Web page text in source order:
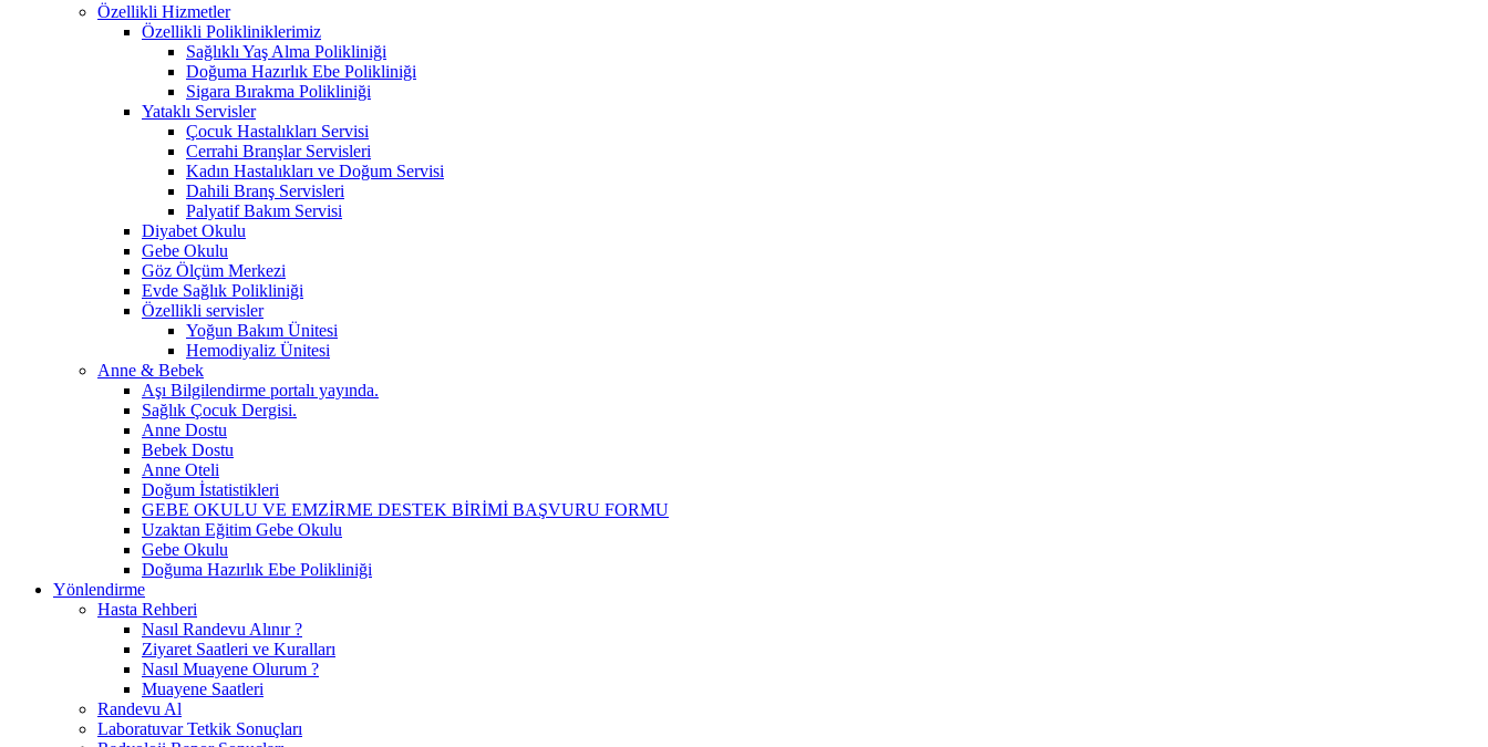
Özellikli Hizmetler
Özellikli Polikliniklerimiz
Sağlıklı Yaş Alma Polikliniği
Doğuma Hazırlık Ebe Polikliniği
Sigara Bırakma Polikliniği
Yataklı Servisler
Çocuk Hastalıkları Servisi
Cerrahi Branşlar Servisleri
Kadın Hastalıkları ve Doğum Servisi
Dahili Branş Servisleri
Palyatif Bakım Servisi
Diyabet Okulu
Gebe Okulu
Göz Ölçüm Merkezi
Evde Sağlık Polikliniği
Özellikli servisler
Yoğun Bakım Ünitesi
Hemodiyaliz Ünitesi
Anne & Bebek
Aşı Bilgilendirme portalı yayında.
Sağlık Çocuk Dergisi.
Anne Dostu
Bebek Dostu
Anne Oteli
Doğum İstatistikleri
GEBE OKULU VE EMZİRME DESTEK BİRİMİ BAŞVURU FORMU
Uzaktan Eğitim Gebe Okulu
Gebe Okulu
Doğuma Hazırlık Ebe Polikliniği
Yönlendirme
Hasta Rehberi
Nasıl Randevu Alınır ?
Ziyaret Saatleri ve Kuralları
Nasıl Muayene Olurum ?
Muayene Saatleri
Randevu Al
Laboratuvar Tetkik Sonuçları